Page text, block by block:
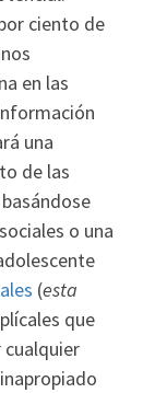
ciento de
en las
una
de las
o una
(esta
que